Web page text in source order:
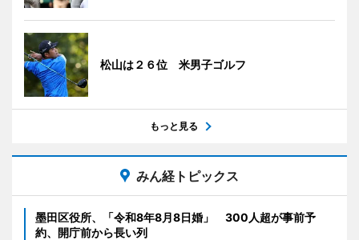
松山は２６位 米男子ゴルフ
もっと見る
みん経トピックス
墨田区役所、「令和8年8月8日婚」 300人超が事前予
約、開庁前から長い列